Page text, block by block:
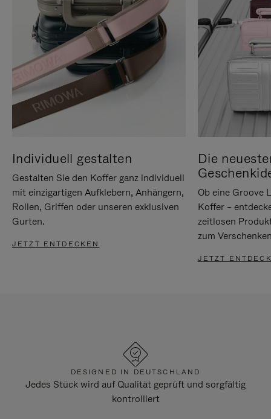
Individuell gestalten
Gestalten Sie den Koffer ganz individuell
mit einzigartigen Aufklebern, Anhängern,
Rollen, Griffen oder unseren exklusiven
Gurten.
JETZT ENTDECKEN
Die
Ob eine Groove
Koffer –
zeitlosen
zum
JETZT
DESIGNED IN DEUTSCHLAND
Jedes Stück wird auf Qualität geprüft und sorgfältig
kontrolliert